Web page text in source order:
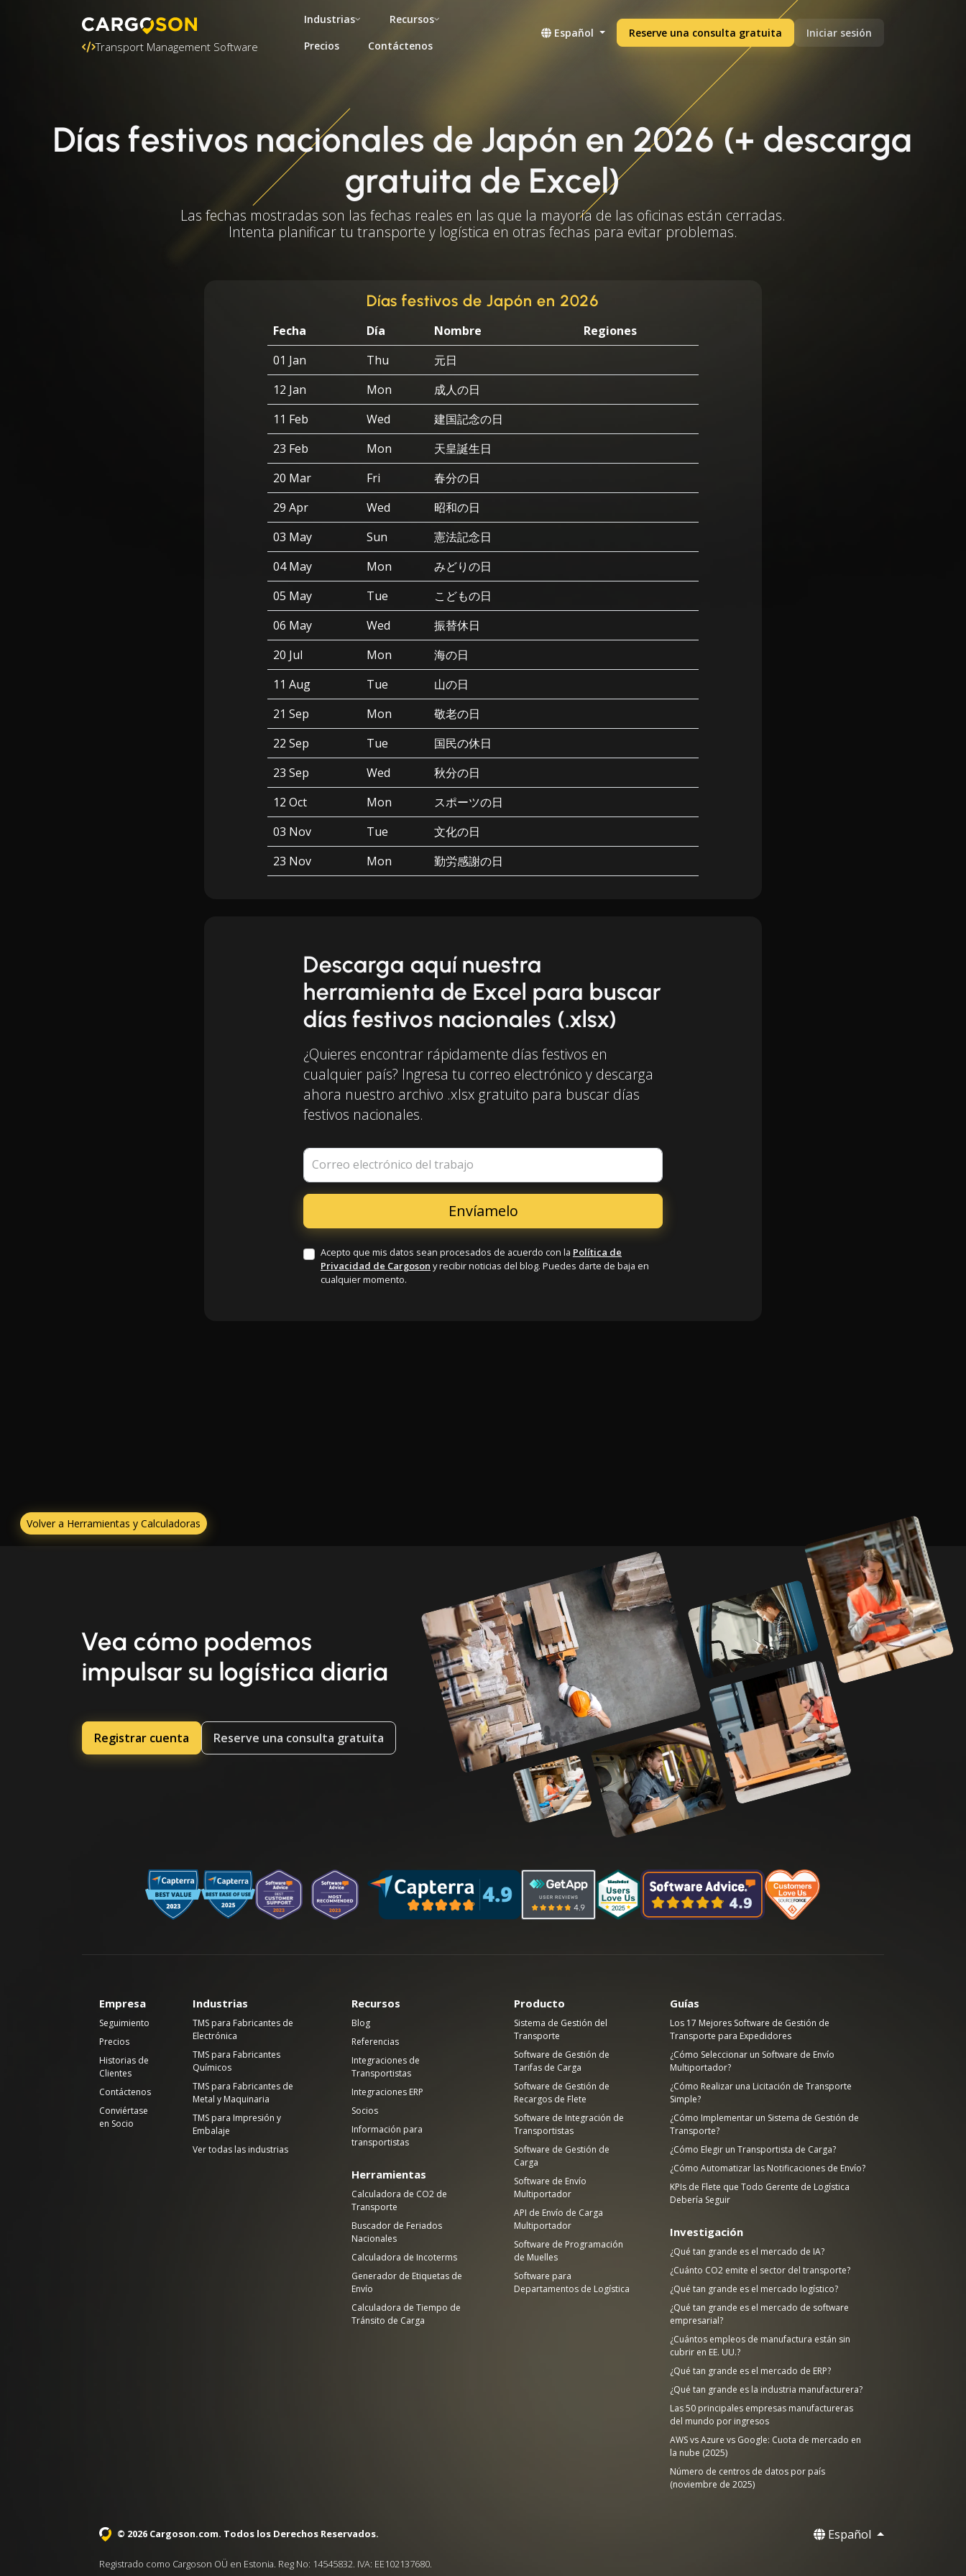
Transport Management Software
Industrias
Recursos
Precios
Contáctenos
Español Reserve una consulta gratuita Iniciar sesión
Días festivos nacionales de Japón en 2026 (+ descarga
gratuita de Excel)
Las fechas mostradas son las fechas reales en las que la mayoría de las oficinas están cerradas.
Intenta planificar tu transporte y logística en otras fechas para evitar problemas.
Días festivos de Japón en 2026
Fecha Día Nombre
Regiones
01 Jan
Thu
元日
12 Jan
Mon
成人の日
11 Feb
Wed
建国記念の日
23 Feb
Mon
天皇誕生日
20 Mar
Fri
春分の日
29 Apr
Wed
昭和の日
03 May
Sun
憲法記念日
04 May
Mon
みどりの日
05 May
Tue
こどもの日
06 May
Wed
振替休日
20 Jul
Mon
海の日
11 Aug
Tue
山の日
21 Sep
Mon
敬老の日
22 Sep
Tue
国民の休日
23 Sep
Wed
秋分の日
12 Oct
Mon
スポーツの日
03 Nov
Tue
文化の日
23 Nov
Mon 勤労感謝の日
Descarga aquí nuestra
herramienta de Excel para buscar
días festivos nacionales (.xlsx)
¿Quieres encontrar rápidamente días festivos en
cualquier país? Ingresa tu correo electrónico y descarga
ahora nuestro archivo .xlsx gratuito para buscar días
festivos nacionales.
Correo electrónico del trabajo
Acepto que mis datos sean procesados de acuerdo con la Política de
Privacidad de Cargoson y recibir noticias del blog. Puedes darte de baja en
cualquier momento.
Volver a Herramientas y Calculadoras
Vea cómo podemos
impulsar su logística diaria
Registrar cuenta Reserve una consulta gratuita
Empresa
Seguimiento
Precios
Historias de
Clientes
Contáctenos
Conviértase
en Socio
Industrias
TMS para Fabricantes de
Electrónica
TMS para Fabricantes
Químicos
TMS para Fabricantes de
Metal y Maquinaria
TMS para Impresión y
Embalaje
Ver todas las industrias
Recursos
Blog
Referencias
Integraciones de
Transportistas
Integraciones ERP
Socios
Información para
transportistas
Herramientas
Calculadora de CO2 de
Transporte
Buscador de Feriados
Nacionales
Calculadora de Incoterms
Generador de Etiquetas de
Envío
Calculadora de Tiempo de
Tránsito de Carga
Producto
Sistema de Gestión del
Transporte
Software de Gestión de
Tarifas de Carga
Software de Gestión de
Recargos de Flete
Software de Integración de
Transportistas
Software de Gestión de
Carga
Software de Envío
Multiportador
API de Envío de Carga
Multiportador
Software de Programación
de Muelles
Software para
Departamentos de Logística
Guías
Los 17 Mejores Software de Gestión de
Transporte para Expedidores
¿Cómo Seleccionar un Software de Envío
Multiportador?
¿Cómo Realizar una Licitación de Transporte
Simple?
¿Cómo Implementar un Sistema de Gestión de
Transporte?
¿Cómo Elegir un Transportista de Carga?
¿Cómo Automatizar las Notificaciones de Envío?
KPIs de Flete que Todo Gerente de Logística
Debería Seguir
Investigación
¿Qué tan grande es el mercado de IA?
¿Cuánto CO2 emite el sector del transporte?
¿Qué tan grande es el mercado logístico?
¿Qué tan grande es el mercado de software
empresarial?
¿Cuántos empleos de manufactura están sin
cubrir en EE. UU.?
¿Qué tan grande es el mercado de ERP?
¿Qué tan grande es la industria manufacturera?
Las 50 principales empresas manufactureras
del mundo por ingresos
AWS vs Azure vs Google: Cuota de mercado en
la nube (2025)
Número de centros de datos por país
(noviembre de 2025)
© 2026 Cargoson.com. Todos los Derechos Reservados. Español
Registrado como Cargoson OÜ en Estonia. Reg No: 14545832. IVA: EE102137680.